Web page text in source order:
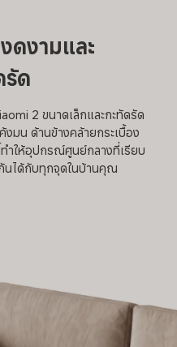
ดงามและ
รัด
2 ขนาดเล็กและกะทัดรัด
มน ด้านข้างคล้ายกระเบื้อง
ำให้อุปกรณ์ศูนย์กลางที่เรียบ
นได้กับทุกจุดในบ้านคุณ